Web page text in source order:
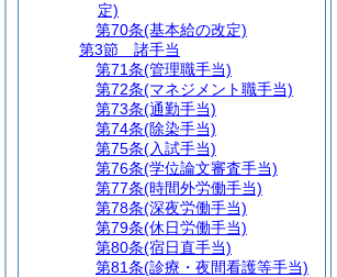
定)
第70条(基本給の改定)
第3節
諸手当
第71条(管理職手当)
第72条(マネジメント職手当)
第73条(通勤手当)
第74条(除染手当)
第75条(入試手当)
第76条(学位論文審査手当)
第77条(時間外労働手当)
第78条(深夜労働手当)
第79条(休日労働手当)
第80条(宿日直手当)
第81条(診療・夜間看護等手当)